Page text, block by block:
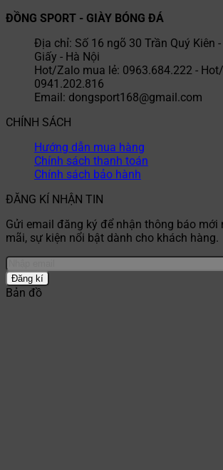
ĐỒNG SPORT - GIÀY BÓNG ĐÁ
Địa chỉ: Số 16 ngõ 30 Trần Quý Kiên
Giấy - Hà Nội
Hot/Zalo mua lẻ: 0963.684.222 -
0941.202.816
Email: dongsport168@gmail.com
CHÍNH SÁCH
Hướng dẫn mua hàng
Chính sách thanh toán
Chính sách bảo hành
ĐĂNG KÍ NHẬN TIN
Gửi email đăng ký để nhận thông báo mới
mãi, sự kiện nổi bật dành cho khách hàng.
Bản đồ